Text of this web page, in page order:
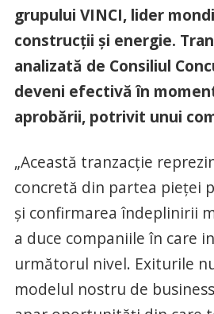
grupului VINCI, lider
construcții și energie.
analizată de Consiliul
deveni efectivă în
aprobării, potrivit unui
„Această tranzacție
concretă din partea pieței
și confirmarea îndeplinirii
a duce companiile în care
următorul nivel. Exiturile
modelul nostru de